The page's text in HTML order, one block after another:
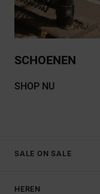
SCHOENEN
SHOP NU
SALE ON SALE
HEREN